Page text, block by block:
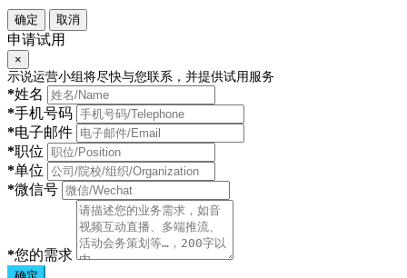
确定 取消
申请试用
×
示说运营小组将尽快与您联系，并提供试用服务
*姓名
*手机号码
*电子邮件
*职位
*单位
*微信号
*您的需求